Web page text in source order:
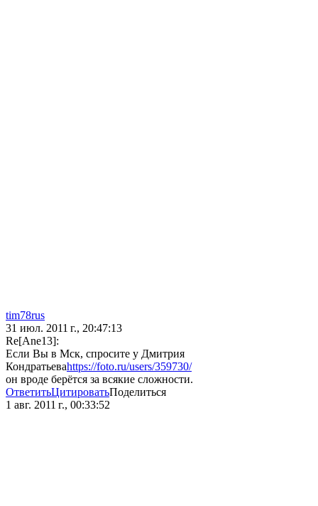
tim78rus
31 июл. 2011 г., 20:47:13
Re[Ane13]:
Если Вы в Мск, спросите у Дмитрия
Кондратьеваhttps://foto.ru/users/359730/
он вроде берётся за всякие сложности.
ОтветитьЦитироватьПоделиться
1 авг. 2011 г., 00:33:52